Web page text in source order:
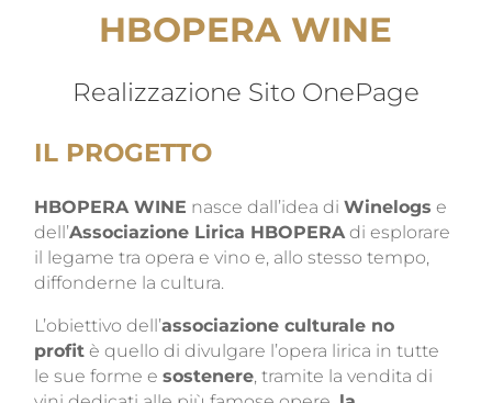
HBOPERA WINE
Realizzazione Sito OnePage
IL PROGETTO
HBOPERA WINE nasce dall’idea di Winelogs e
dell’Associazione Lirica HBOPERA di esplorare
il legame tra opera e vino e, allo stesso tempo,
diffonderne la cultura.
L’obiettivo dell’associazione culturale no
profit è quello di divulgare l’opera lirica in tutte
le sue forme e sostenere, tramite la vendita di